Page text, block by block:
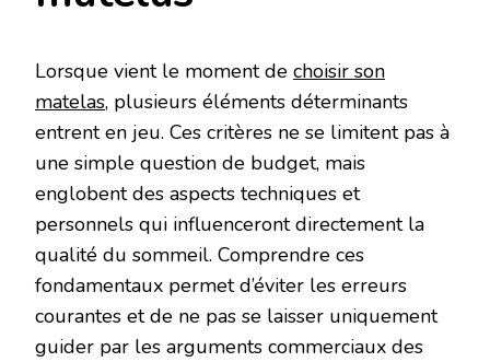
Lorsque vient le moment de choisir son
matelas, plusieurs éléments déterminants
entrent en jeu. Ces critères ne se limitent pas à
une simple question de budget, mais
englobent des aspects techniques et
personnels qui influenceront directement la
qualité du sommeil. Comprendre ces
fondamentaux permet d’éviter les erreurs
courantes et de ne pas se laisser uniquement
guider par les arguments commerciaux des